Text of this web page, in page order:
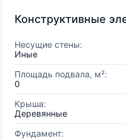
Конструктивные
Несущие стены:
Иные
Площадь подвала, м²:
0
Крыша:
Деревянные
Фундамент: